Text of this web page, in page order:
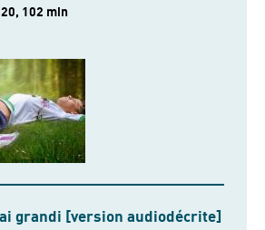
102 min
grandi [version audiodécrite]